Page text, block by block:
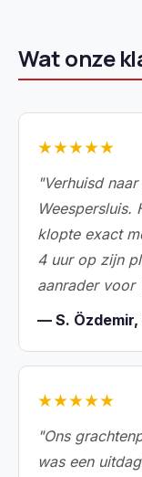
Wat onze
★★★★★
"Verhuisd
Weespersluis.
klopte exact
4 uur op zijn
aanrader voor
— S.
★★★★★
"Ons
was een